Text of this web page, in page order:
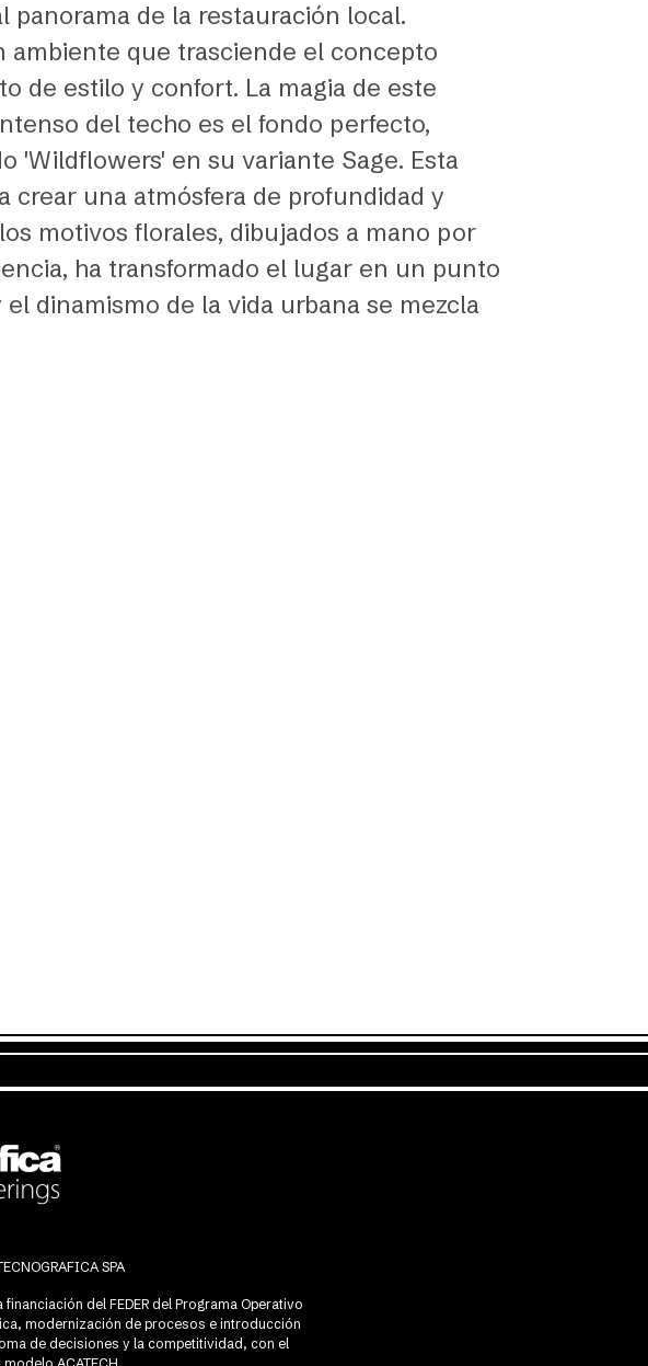
panorama de la restauración local.
ambiente que trasciende el concepto
de estilo y confort. La magia de este
del techo es el fondo perfecto,
'Wildflowers' en su variante Sage. Esta
crear una atmósfera de profundidad y
motivos florales, dibujados a mano por
ha transformado el lugar en un punto
dinamismo de la vida urbana se mezcla
SPA
del FEDER del Programa Operativo
modernización de procesos e introducción
de decisiones y la competitividad, con el